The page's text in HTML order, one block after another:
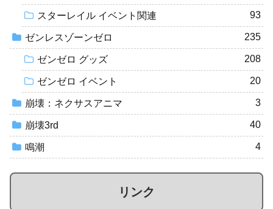
スターレイル イベント関連 93
ゼンレスゾーンゼロ 235
ゼンゼロ グッズ 208
ゼンゼロ イベント 20
崩壊：ネクサスアニマ 3
崩壊3rd 40
鳴潮 4
リンク